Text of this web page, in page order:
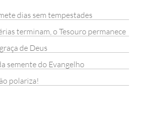
dias sem tempestades
terminam, o Tesouro permanece
de Deus
semente do Evangelho
polariza!